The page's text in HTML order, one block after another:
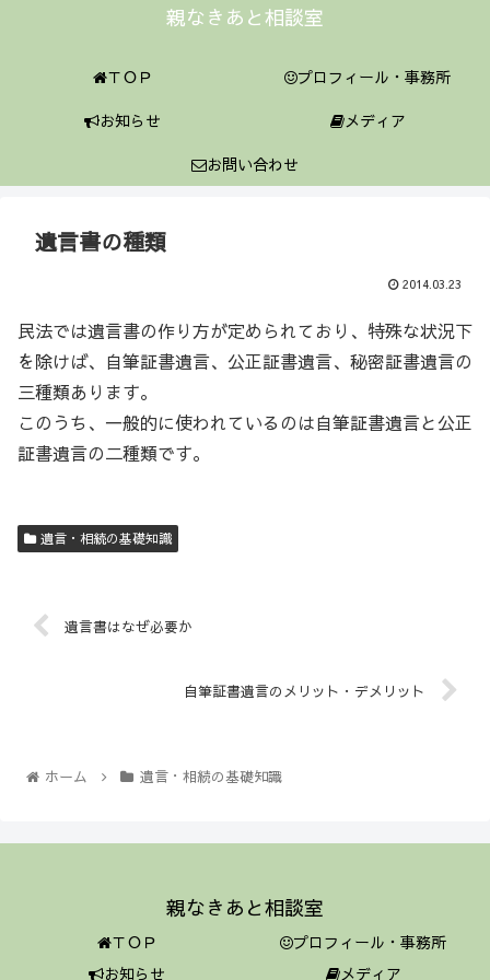
親なきあと相談室
ＴＯＰ
プロフィール・事務所
お知らせ
メディア
お問い合わせ
遺言書の種類
2014.03.23
民法では遺言書の作り方が定められており、特殊な状況下
を除けば、自筆証書遺言、公正証書遺言、秘密証書遺言の
三種類あります。
このうち、一般的に使われているのは自筆証書遺言と公正
証書遺言の二種類です。
遺言・相続の基礎知識
遺言書はなぜ必要か
自筆証書遺言のメリット・デメリット
ホーム 遺言・相続の基礎知識
親なきあと相談室
ＴＯＰ
プロフィール・事務所
お知らせ
メディア